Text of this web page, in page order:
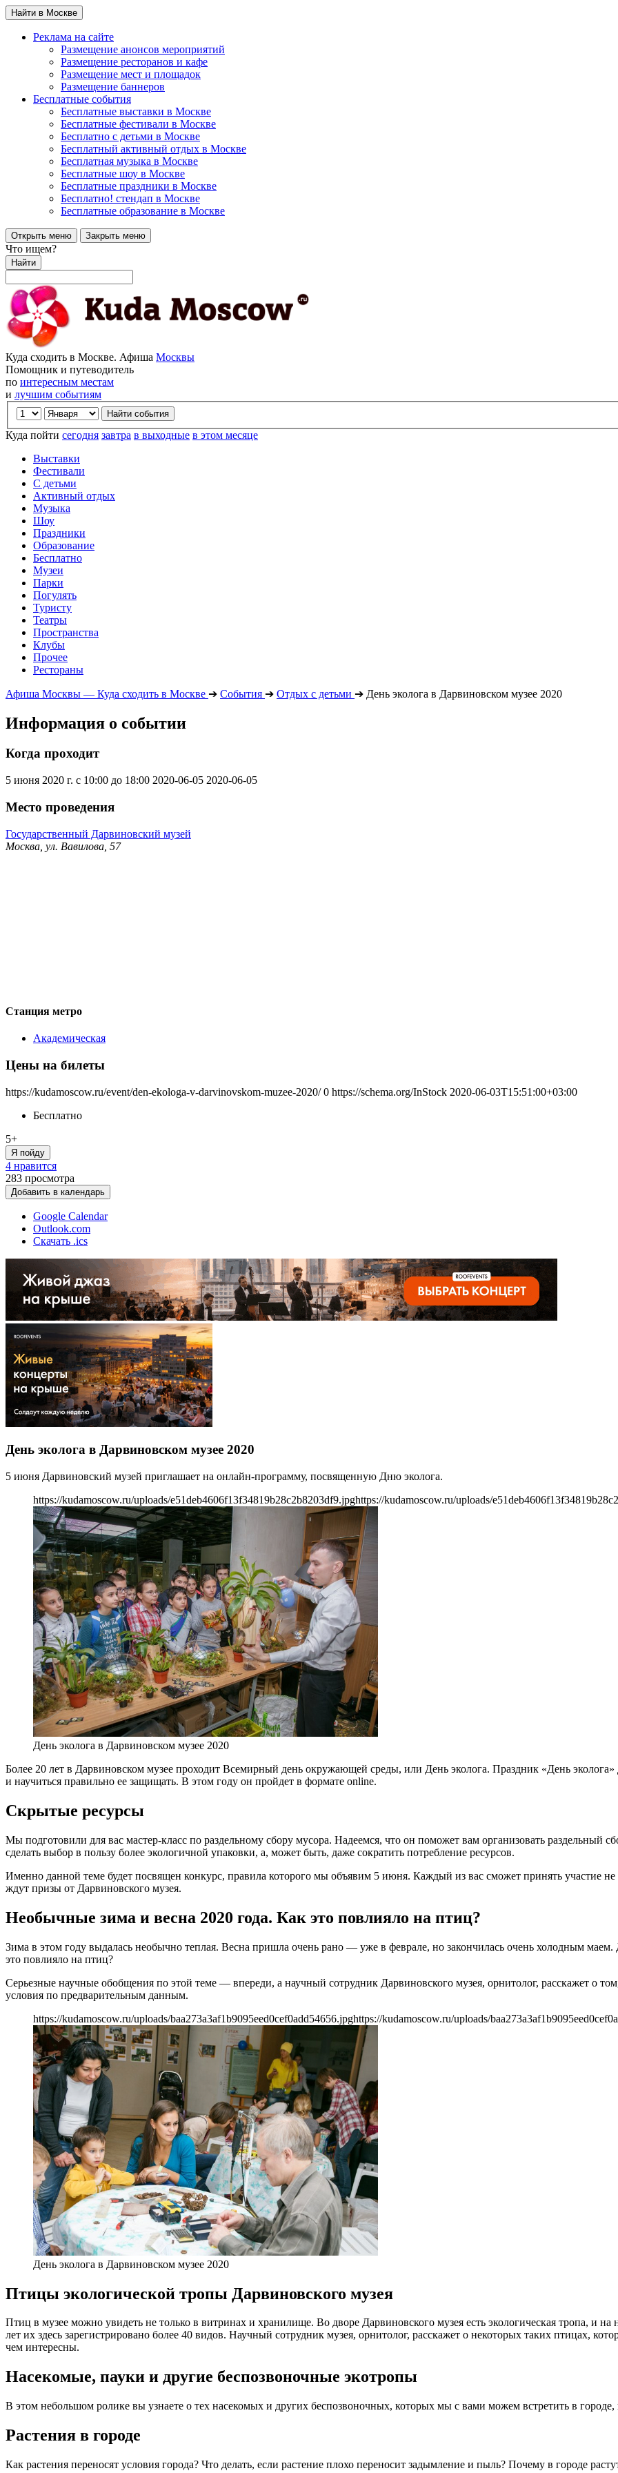
Найти в Москве
Реклама на сайте
Размещение анонсов мероприятий
Размещение ресторанов и кафе
Размещение мест и площадок
Размещение баннеров
Бесплатные события
Бесплатные выставки в Москве
Бесплатные фестивали в Москве
Бесплатно с детьми в Москве
Бесплатный активный отдых в Москве
Бесплатная музыка в Москве
Бесплатные шоу в Москве
Бесплатные праздники в Москве
Бесплатно! стендап в Москве
Бесплатные образование в Москве
Открыть меню Закрыть меню
Что ищем?
Найти
Куда сходить в Москве. Афиша Москвы
Помощник и путеводитель
по интересным местам
и лучшим событиям
Куда пойти сегодня завтра в выходные в этом месяце
Выставки
Фестивали
С детьми
Активный отдых
Музыка
Шоу
Праздники
Образование
Бесплатно
Музеи
Парки
Погулять
Туристу
Театры
Пространства
Клубы
Прочее
Рестораны
Афиша Москвы — Куда сходить в Москве ➔ События ➔ Отдых с детьми ➔ День эколога в Дарвиновском музее 2020
Информация о событии
Когда проходит
5 июня 2020 г. с 10:00 до 18:00 2020-06-05 2020-06-05
Место проведения
Государственный Дарвиновский музей
Москва, ул. Вавилова, 57
Станция метро
Академическая
Цены на билеты
https://kudamoscow.ru/event/den-ekologa-v-darvinovskom-muzee-2020/ 0 https://schema.org/InStock 2020-06-03T15:51:00+03:00
Бесплатно
5+
Я пойду
4 нравится
283 просмотра
Добавить в календарь
Google Calendar
Outlook.com
Скачать .ics
День эколога в Дарвиновском музее 2020
5 июня Дарвиновский музей приглашает на онлайн-программу, посвященную Дню эколога.
https://kudamoscow.ru/uploads/e51deb4606f13f34819b28c2b8203df9.jpghttps://kudamoscow.ru/uploads/
День эколога в Дарвиновском музее 2020
Более 20 лет в Дарвиновском музее проходит Всемирный день окружающей среды, или День эколога. Праздник «День
и научиться правильно ее защищать. В этом году он пройдет в формате online.
Скрытые ресурсы
Мы подготовили для вас мастер-класс по раздельному сбору мусора. Надеемся, что он поможет вам организовать раздельный
сделать выбор в пользу более экологичной упаковки, а, может быть, даже сократить потребление ресурсов.
Именно данной теме будет посвящен конкурс, правила которого мы объявим 5 июня. Каждый из вас сможет принять участие
ждут призы от Дарвиновского музея.
Необычные зима и весна 2020 года. Как это повлияло на птиц?
Зима в этом году выдалась необычно теплая. Весна пришла очень рано — уже в феврале, но закончилась очень холодным
это повлияло на птиц?
Серьезные научные обобщения по этой теме — впереди, а научный сотрудник Дарвиновского музея, орнитолог, расскажет о
условия по предварительным данным.
https://kudamoscow.ru/uploads/baa273a3af1b9095eed0cef0add54656.jpghttps://kudamoscow.ru/uploads/
День эколога в Дарвиновском музее 2020
Птицы экологической тропы Дарвиновского музея
Птиц в музее можно увидеть не только в витринах и хранилище. Во дворе Дарвиновского музея есть экологическая тропа, и
лет их здесь зарегистрировано более 40 видов. Научный сотрудник музея, орнитолог, расскажет о некоторых таких птицах,
чем интересны.
Насекомые, пауки и другие беспозвоночные экотропы
В этом небольшом ролике вы узнаете о тех насекомых и других беспозвоночных, которых мы с вами можем встретить в городе,
Растения в городе
Как растения переносят условия города? Что делать, если растение плохо переносит задымление и пыль? Почему в городе